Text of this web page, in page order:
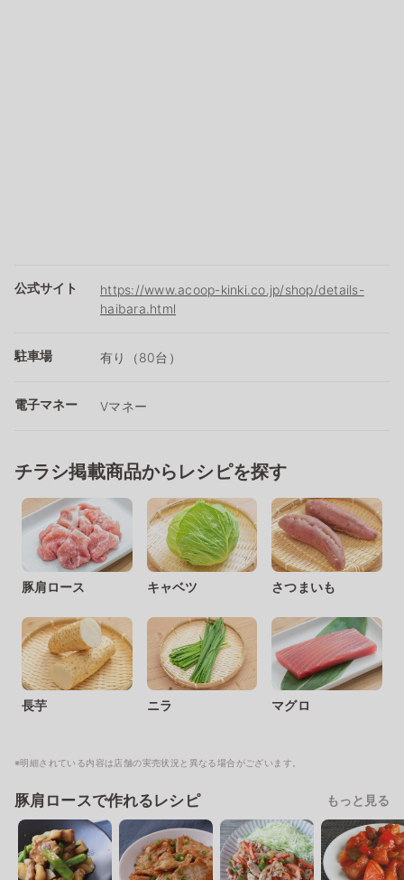
公式サイト
https://www.acoop-kinki.co.jp/shop/details-
haibara.html
駐車場 有り（80台）
電子マネー Vマネー
チラシ掲載商品からレシピを探す
豚肩ロース キャベツ さつまいも
長芋 ニラ マグロ
※明細されている内容は店舗の実売状況と異なる場合がございます。
豚肩ロースで作れるレシピ もっと見る